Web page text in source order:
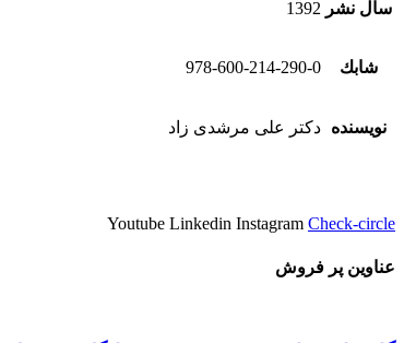
سال نشر 1392
شابك 978-600-214-290-0
نویسنده دکتر علی مرشدی زاد
Youtube Linkedin Instagram Check-circle
عناوین پر فروش